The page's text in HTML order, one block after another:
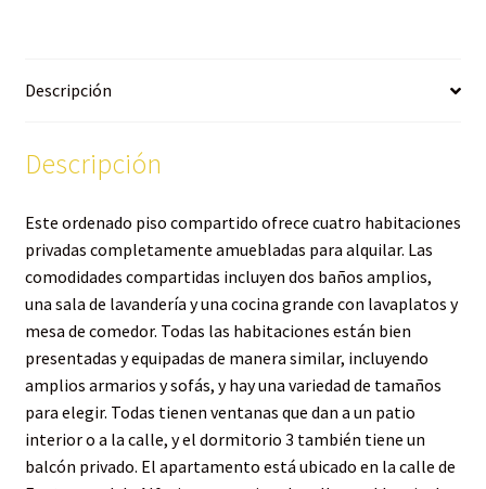
Descripción
Descripción
Este ordenado piso compartido ofrece cuatro habitaciones
privadas completamente amuebladas para alquilar. Las
comodidades compartidas incluyen dos baños amplios,
una sala de lavandería y una cocina grande con lavaplatos y
mesa de comedor. Todas las habitaciones están bien
presentadas y equipadas de manera similar, incluyendo
amplios armarios y sofás, y hay una variedad de tamaños
para elegir. Todas tienen ventanas que dan a un patio
interior o a la calle, y el dormitorio 3 también tiene un
balcón privado. El apartamento está ubicado en la calle de